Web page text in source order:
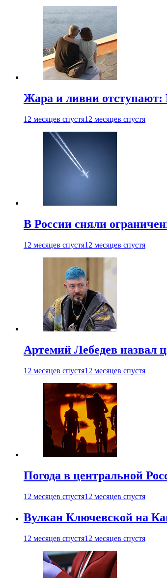
Жара и ливни отступают:
12 месяцев спустя12 месяцев спустя
В России сняли
12 месяцев спустя12 месяцев спустя
Артемий Лебедев
12 месяцев спустя12 месяцев спустя
Погода в центральной
12 месяцев спустя12 месяцев спустя
Вулкан Ключевской на
12 месяцев спустя12 месяцев спустя